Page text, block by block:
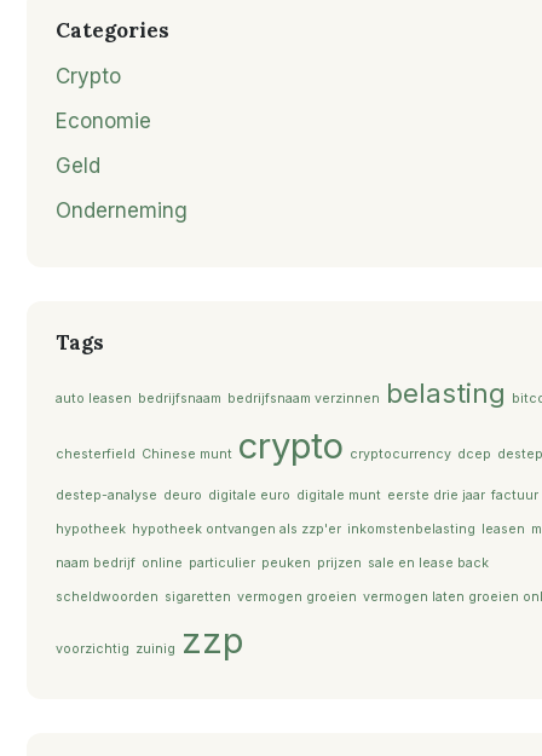
Categories
Crypto
Economie
Geld
Onderneming
Tags
auto leasen bedrijfsnaam bedrijfsnaam verzinnen belasting
chesterfield Chinese munt crypto cryptocurrency dcep destep
destep-analyse deuro digitale euro digitale munt eerste drie jaar factuur
hypotheek hypotheek ontvangen als zzp'er inkomstenbelasting leasen
naam bedrijf online particulier peuken prijzen sale en lease back
scheldwoorden sigaretten vermogen groeien vermogen laten groeien
voorzichtig zuinig zzp